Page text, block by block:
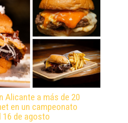
Alicante a más de 20
en un campeonato
de agosto